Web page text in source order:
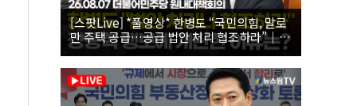
[스팟Live] *풀영상* 한병도 “국민의힘, 말로
만 주택 공급…공급 법안 처리 협조하라”｜
26.08.07 더불어민주당 원내대책회의